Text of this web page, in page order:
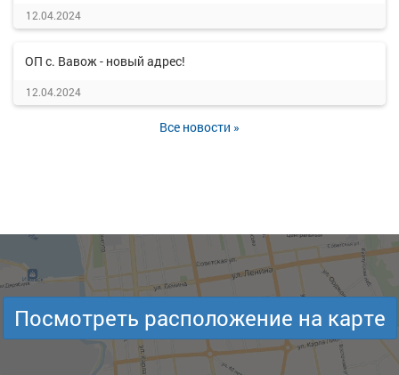
12.04.2024
ОП с. Вавож - новый адрес!
12.04.2024
Все новости »
Посмотреть расположение на карте